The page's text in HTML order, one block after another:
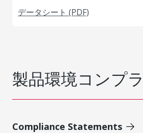
データシート (PDF)
製品環境コンプ
Compliance Statements